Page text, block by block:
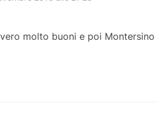
molto buoni e poi Montersino